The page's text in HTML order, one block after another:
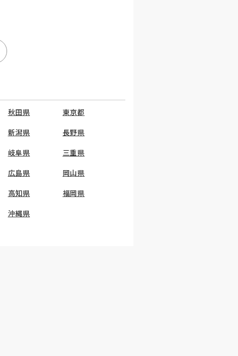
秋田県 東京都
新潟県 長野県
岐阜県 三重県
広島県 岡山県
高知県 福岡県
沖縄県